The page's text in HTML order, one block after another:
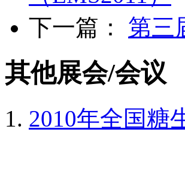
下一篇： 第三
其他展会/会议
2010年全国糖